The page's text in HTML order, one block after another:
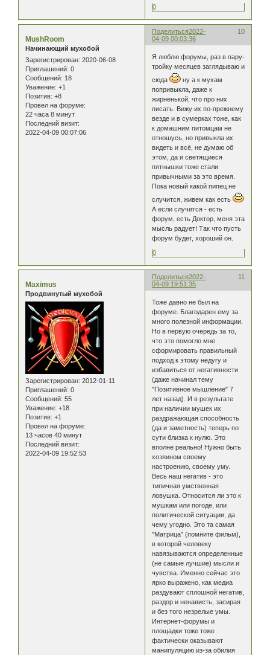
0
Поделиться 10
2022-
04-09 00:03:36
MushRoom
Начинающий мухобой
Зарегистрирован: 2020-06-08
Приглашений: 0
Сообщений: 18
Уважение: +1
Позитив: +8
Провел на форуме:
22 часа 8 минут
Последний визит:
2022-04-09 00:07:06
Я люблю форумы, раз в пару-
тройку месяцев заглядываю и
сюда
ну а к мухам
попривыкла, даже к
жирненькой, что про них
писать. Вижу их по-прежнему
везде и в сумерках тоже, как
к домашним питомцам не
отношусь, но привыкла их
видеть и всё, не думаю об
этом, да и светящиеся
пятнышки тоже стали
привычными за это время.
Пока новый какой пипец не
случится, живем как есть
А если случится - есть
форум, есть Доктор, меня эта
мысль радует! Так что пусть
форум будет, хороший он.
0
Поделиться 11
2022-
04-09 19:51:35
Maximus
Продвинутый мухобой
Зарегистрирован: 2012-01-11
Приглашений: 0
Сообщений: 55
Уважение: +18
Позитив: +1
Провел на форуме:
13 часов 40 минут
Последний визит:
2022-04-09 19:52:53
Тоже давно не был на
форуме. Благодарен ему за
много полезной информации.
Но в первую очередь за то,
что это помогло мне
сформировать правильный
подход к этому недугу и
избавиться от негативности
(даже начинал тему
"Позитивное мышление" 7
лет назад). И в результате
при наличии мушек их
раздражающая способность
(да и заметность) теперь по
сути близка к нулю. Это
вполне реально! Нужно быть
хозяином своему
настроению, своему уму.
Весь наш негатив - это
типичная умственная
ловушка. Относится ли это к
мушкам или погоде, или
политической ситуации, да
чему угодно. Это та самая
"Матрица" (помните фильм),
в которой человеку
навязываются определенные
(не самые лучшие) мысли и
чувства. Именно сейчас это
ярко выражено, как медиа
раздувают сплошной негатив,
раздор и ненависть, засирая
и без того незрелые умы.
Интернет-форумы и
площадки тоже тоже
фактически оказывают
манипуляцию из-за обилия